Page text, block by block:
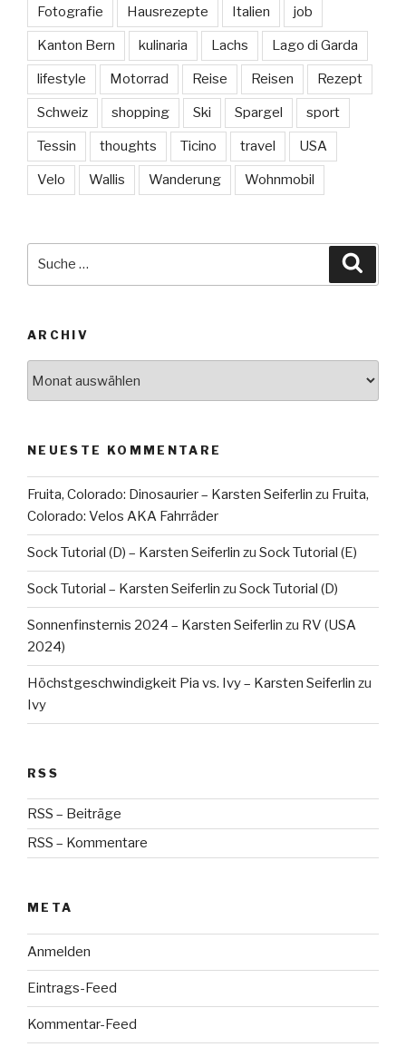
Fotografie Hausrezepte Italien job
Kanton Bern kulinaria Lachs Lago di Garda
lifestyle Motorrad Reise Reisen Rezept
Schweiz shopping Ski Spargel sport
Tessin thoughts Ticino travel USA
Velo Wallis Wanderung Wohnmobil
ARCHIV
NEUESTE KOMMENTARE
Fruita, Colorado: Dinosaurier – Karsten Seiferlin zu Fruita,
Colorado: Velos AKA Fahrräder
Sock Tutorial (D) – Karsten Seiferlin zu Sock Tutorial (E)
Sock Tutorial – Karsten Seiferlin zu Sock Tutorial (D)
Sonnenfinsternis 2024 – Karsten Seiferlin zu RV (USA
2024)
Höchstgeschwindigkeit Pia vs. Ivy – Karsten Seiferlin zu
Ivy
RSS
RSS – Beiträge
RSS – Kommentare
META
Anmelden
Eintrags-Feed
Kommentar-Feed